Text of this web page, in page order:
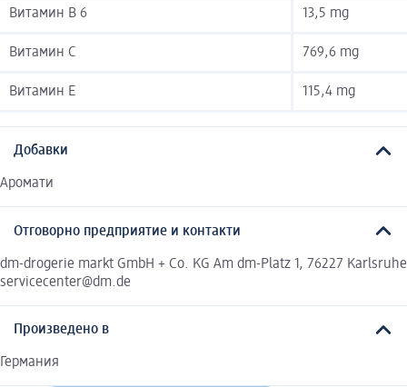
Витамин B 6 13,5 mg
Витамин C 769,6 mg
Витамин E 115,4 mg
Добавки
Аромати
Отговорно предприятие и контакти
dm-drogerie markt GmbH + Co. KG Am dm-Platz 1, 76227 Karlsruhe
servicecenter@dm.de
Произведено в
Германия